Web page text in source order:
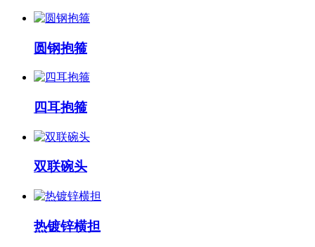
圆钢抱箍
四耳抱箍
双联碗头
热镀锌横担